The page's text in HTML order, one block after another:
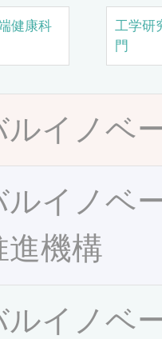
健康科
工学研
門
ルイノベ
ルイノベ
進機構
ルイノベ